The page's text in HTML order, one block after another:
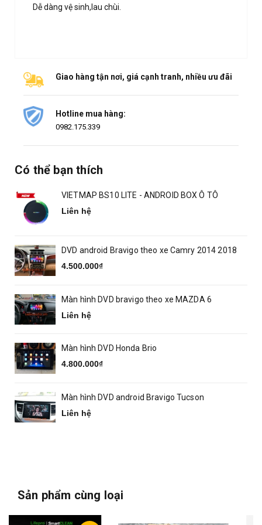
Dễ dàng vệ sinh,lau chùi.
Giao hàng tận nơi, giá cạnh tranh, nhiều ưu đãi
Hotline mua hàng:
0982.175.339
Có thể bạn thích
VIETMAP BS10 LITE - ANDROID BOX Ô TÔ
Liên hệ
DVD android Bravigo theo xe Camry 2014 2018
4.500.000₫
Màn hình DVD bravigo theo xe MAZDA 6
Liên hệ
Màn hình DVD Honda Brio
4.800.000₫
Màn hình DVD android Bravigo Tucson
Liên hệ
Sản phẩm cùng loại